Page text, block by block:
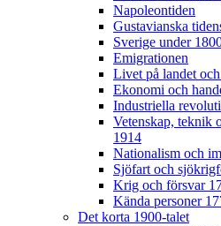
Napoleontiden
Gustavianska
Sverige under
Emigrationen
Livet på landet
Ekonomi och
Industriella
Vetenskap, teknik
1914
Nationalism och
Sjöfart och
Krig och försvar
Kända personer
Det korta 1900-talet